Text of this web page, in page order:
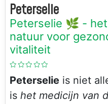
Peterselie
Peterselie 🌿 -
natuur voor
vitaliteit
Peterselie is niet
is het medicijn van